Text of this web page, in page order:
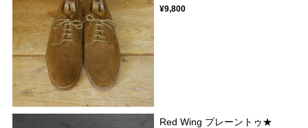
¥9,800
Red Wing プレーントゥ★